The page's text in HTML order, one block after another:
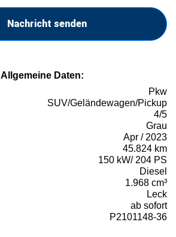
Nachricht senden
Allgemeine Daten:
Pkw
SUV/Geländewagen/Pickup
4/5
Grau
Apr / 2023
45.824 km
150 kW/ 204 PS
Diesel
1.968 cm³
Leck
ab sofort
P2101148-36